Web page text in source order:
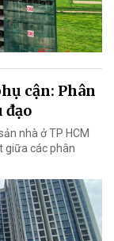
cận: Phân
đạo
nhà ở TP HCM
giữa các phân